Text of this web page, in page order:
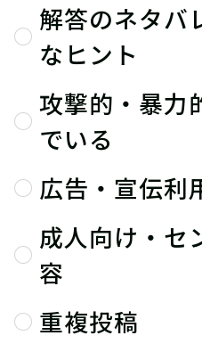
解答のネタバ
なヒント
攻撃的・暴力
でいる
広告・宣伝利
成人向け・セ
容
重複投稿